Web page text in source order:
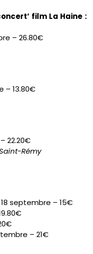
film La Haine :
– 26.80€
– 13.80€
22.20€
Rémy
18 septembre – 15€
– 21€